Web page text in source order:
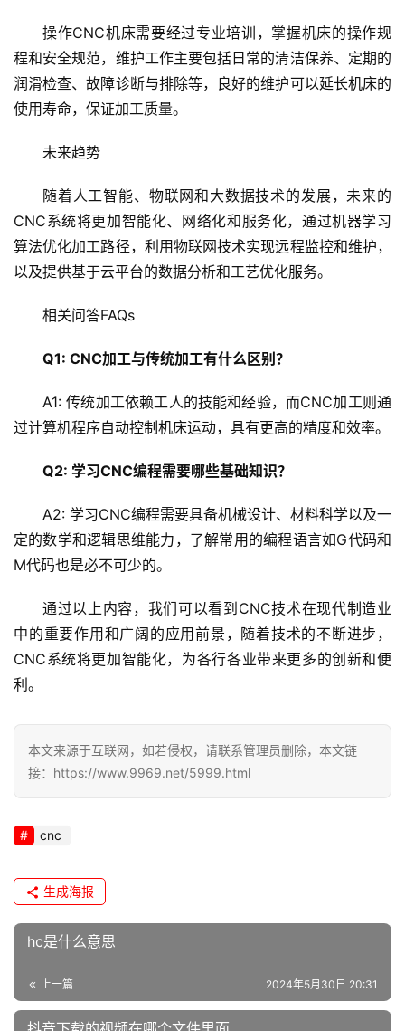
i
n
u
x
操作CNC机床需要经过专业培训，掌握机床的操作规
程和安全规范，维护工作主要包括日常的清洁保养、定期的
润滑检查、故障诊断与排除等，良好的维护可以延长机床的
使用寿命，保证加工质量。
未来趋势
随着人工智能、物联网和大数据技术的发展，未来的
CNC系统将更加智能化、网络化和服务化，通过机器学习
算法优化加工路径，利用物联网技术实现远程监控和维护，
以及提供基于云平台的数据分析和工艺优化服务。
相关问答FAQs
Q1: CNC加工与传统加工有什么区别？
A1: 传统加工依赖工人的技能和经验，而CNC加工则通
过计算机程序自动控制机床运动，具有更高的精度和效率。
Q2: 学习CNC编程需要哪些基础知识？
A2: 学习CNC编程需要具备机械设计、材料科学以及一
定的数学和逻辑思维能力，了解常用的编程语言如G代码和
M代码也是必不可少的。
通过以上内容，我们可以看到CNC技术在现代制造业
中的重要作用和广阔的应用前景，随着技术的不断进步，
CNC系统将更加智能化，为各行各业带来更多的创新和便
利。
本文来源于互联网，如若侵权，请联系管理员删除，本文链
接：https://www.9969.net/5999.html
cnc
生成海报
hc是什么意思
上一篇 2024年5月30日 20:31